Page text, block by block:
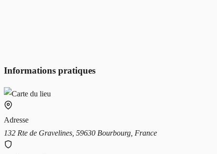
Informations pratiques
Adresse
132 Rte de Gravelines, 59630 Bourbourg, France